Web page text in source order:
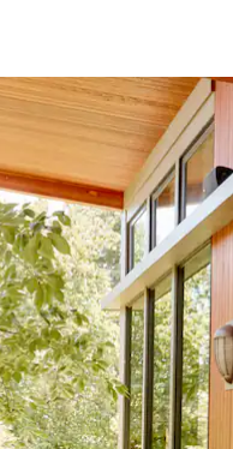
pour les parcourir ou